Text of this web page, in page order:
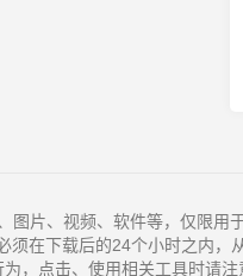
片、视频、软件等，仅限用
在下载后的24个小时之内，
，点击、使用相关工具时请注